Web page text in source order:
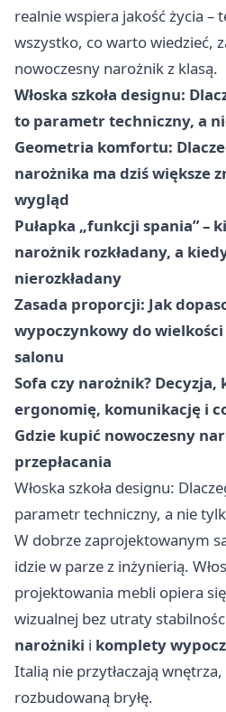
realnie wspiera jakość życia –
wszystko, co warto wiedzieć,
nowoczesny narożnik z klasą.
Włoska szkoła designu:
to parametr techniczny, a
Geometria komfortu:
narożnika ma dziś większe
wygląd
Pułapka „funkcji spania” –
narożnik rozkładany, a
nierozkładany
Zasada proporcji: Jak
wypoczynkowy do
salonu
Sofa czy narożnik? Decyzja,
ergonomię, komunikację i
Gdzie kupić nowoczesny
przepłacania
Włoska szkoła designu:
parametr techniczny, a nie
W dobrze zaprojektowanym
idzie w parze z inżynierią.
projektowania mebli opiera
wizualnej bez utraty
narożniki i komplety
Italią nie przytłaczają
rozbudowaną bryłę.